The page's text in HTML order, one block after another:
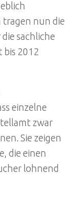
tragen nun die
sachliche
bis 2012
einzelne
zwar
Sie zeigen
die einen
lohnend